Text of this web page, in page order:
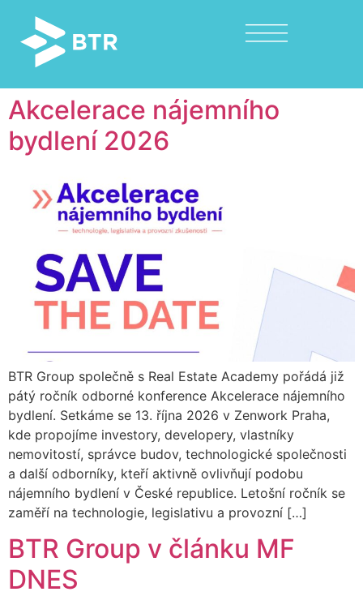
Akcelerace nájemního
bydlení 2026
BTR Group společně s Real Estate Academy pořádá již
pátý ročník odborné konference Akcelerace nájemního
bydlení. Setkáme se 13. října 2026 v Zenwork Praha,
kde propojíme investory, developery, vlastníky
nemovitostí, správce budov, technologické společnosti
a další odborníky, kteří aktivně ovlivňují podobu
nájemního bydlení v České republice. Letošní ročník se
zaměří na technologie, legislativu a provozní […]
BTR Group v článku MF
DNES